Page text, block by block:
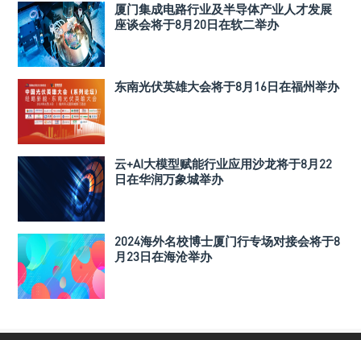
厦门集成电路行业及半导体产业人才发展
座谈会将于8月20日在软二举办
东南光伏英雄大会将于8月16日在福州举办
云+AI大模型赋能行业应用沙龙将于8月22
日在华润万象城举办
2024海外名校博士厦门行专场对接会将于8
月23日在海沧举办